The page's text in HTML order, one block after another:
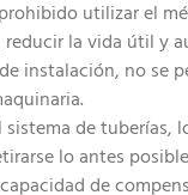
utilizar el
la vida útil y
instalación, no se
sistema de
lo antes
de